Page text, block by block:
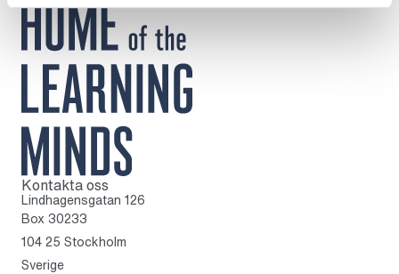
Till startsidan
Kontakta oss
Lindhagensgatan 126
Box 30233
104 25 Stockholm
Sverige